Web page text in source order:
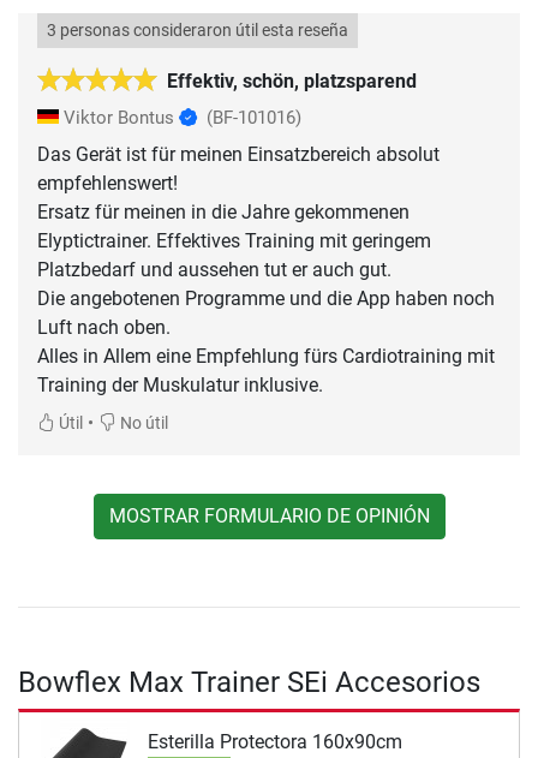
Effektiv, schön, platzsparend
3 personas consideraron útil esta reseña
Viktor Bontus (BF-101016)
Das Gerät ist für meinen Einsatzbereich absolut
empfehlenswert!
Ersatz für meinen in die Jahre gekommenen
Elyptictrainer. Effektives Training mit geringem
Platzbedarf und aussehen tut er auch gut.
Die angebotenen Programme und die App haben noch
Luft nach oben.
Alles in Allem eine Empfehlung fürs Cardiotraining mit
Útil • No útil
MOSTRAR FORMULARIO DE OPINIÓN
Bowflex Max Trainer SEi Accesorios
Esterilla Protectora 160x90cm